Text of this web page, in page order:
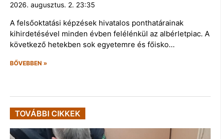
2026. augusztus. 2. 23:35
A felsőoktatási képzések hivatalos ponthatárainak
kihirdetésével minden évben felélénkül az albérletpiac. A
következő hetekben sok egyetemre és főisko…
BŐVEBBEN »
TOVÁBBI CIKKEK